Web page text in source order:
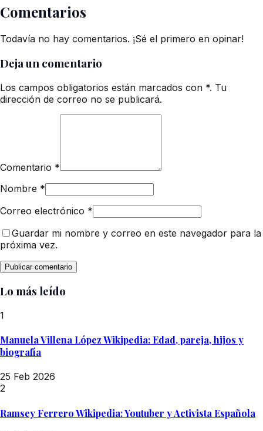
Comentarios
Todavía no hay comentarios. ¡Sé el primero en opinar!
Deja un comentario
Los campos obligatorios están marcados con *. Tu
dirección de correo no se publicará.
Comentario *
Nombre *
Correo electrónico *
Guardar mi nombre y correo en este navegador para la
próxima vez.
Lo más leído
1
Manuela Villena López Wikipedia: Edad, pareja, hijos y
biografía
25 Feb 2026
2
Ramsey Ferrero Wikipedia: Youtuber y Activista Española